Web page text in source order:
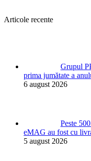
Articole recente
Grupul
prima jumătate a
6 august 2026
Peste
eMAG au fost cu
5 august 2026